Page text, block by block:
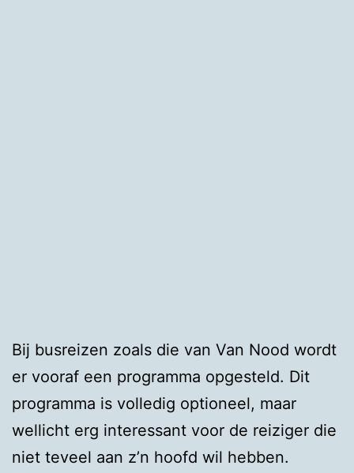
Bij busreizen zoals die van Van Nood wordt
er vooraf een programma opgesteld. Dit
programma is volledig optioneel, maar
wellicht erg interessant voor de reiziger die
niet teveel aan z’n hoofd wil hebben.